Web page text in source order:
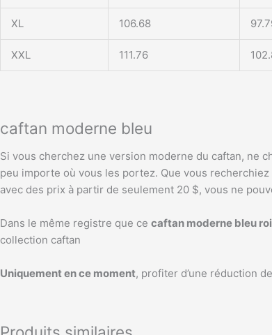
XL 106.68
XXL 111.76
caftan moderne bleu
Si vous cherchez une version moderne du caftan, ne
peu importe où vous les portez. Que vous
avec des prix à partir de seulement 20 $, vous ne
Dans le même registre que ce caftan moderne bleu roi
collection caftan
Uniquement en ce moment, profiter d’une réduction